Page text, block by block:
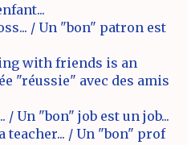
/ Un "bon" patron est
with friends is an
"réussie" avec des amis
/ Un "bon" job est un job...
teacher... / Un "bon" prof